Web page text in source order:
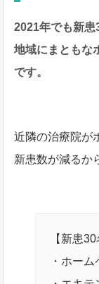
2021年でも新患
地域にまともな
です。
近隣の治療院が
新患数が減るか
【新患
・ホー